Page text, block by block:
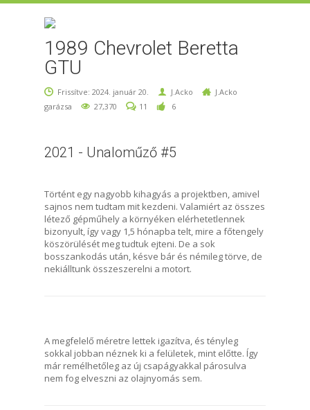
1989 Chevrolet Beretta
GTU
Frissítve: 2024. január 20. J.Acko
J.Acko
garázsa
27,370 11 6
2021 - Unaloműző #5
Történt egy nagyobb kihagyás a projektben, amivel
sajnos nem tudtam mit kezdeni. Valamiért az összes
létező gépműhely a környéken elérhetetlennek
bizonyult, így vagy 1,5 hónapba telt, mire a főtengely
köszörülését meg tudtuk ejteni. De a sok
bosszankodás után, késve bár és némileg törve, de
nekiálltunk összeszerelni a motort.
A megfelelő méretre lettek igazítva, és tényleg
sokkal jobban néznek ki a felületek, mint előtte. Így
már remélhetőleg az új csapágyakkal párosulva
nem fog elveszni az olajnyomás sem.